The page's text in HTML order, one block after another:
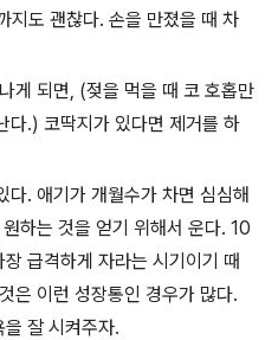
도 괜찮다. 손을 만졌을 때 차
게 되면, (젖을 먹을 때 코 호홉만
다.) 코딱지가 있다면 제거를 하
다. 애기가 개월수가 차면 심심해
하는 것을 얻기 위해서 운다. 10
급격하게 자라는 시기이기 때
은 이런 성장통인 경우가 많다.
잘 시켜주자.